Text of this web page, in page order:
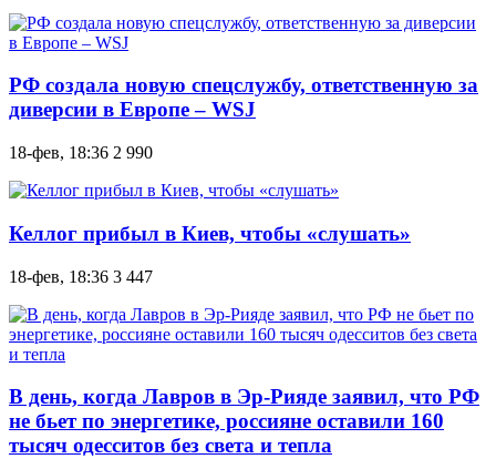
РФ создала новую спецслужбу, ответственную за
диверсии в Европе – WSJ
18-фев, 18:36 2 990
Келлог прибыл в Киев, чтобы «слушать»
18-фев, 18:36 3 447
В день, когда Лавров в Эр-Рияде заявил, что РФ
не бьет по энергетике, россияне оставили 160
тысяч одесситов без света и тепла